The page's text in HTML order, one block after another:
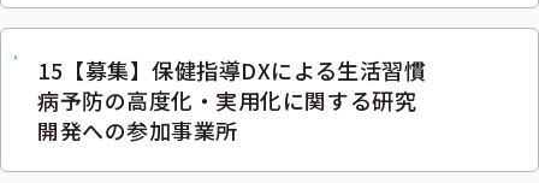
15【募集】保健指導DXによる生活習慣
病予防の高度化・実用化に関する研究
開発への参加事業所